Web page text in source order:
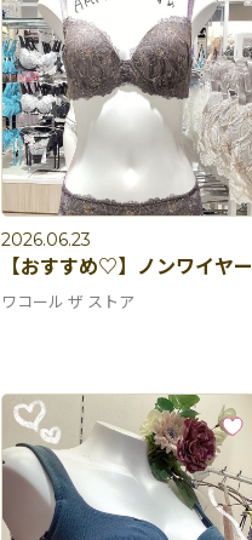
2026.06.23
【おすすめ♡】ノンワイヤー
ワコール ザ ストア